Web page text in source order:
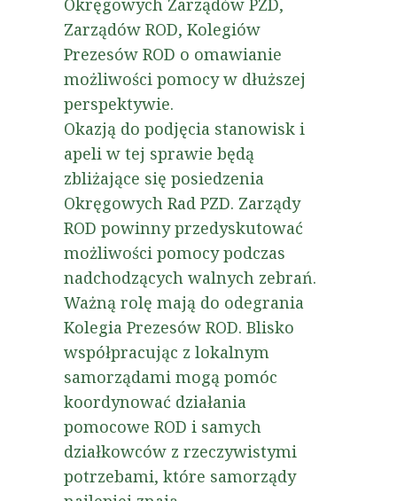
Okręgowych Zarządów PZD,
Zarządów ROD, Kolegiów
Prezesów ROD o omawianie
możliwości pomocy w dłuższej
perspektywie.
Okazją do podjęcia stanowisk i
apeli w tej sprawie będą
zbliżające się posiedzenia
Okręgowych Rad PZD. Zarządy
ROD powinny przedyskutować
możliwości pomocy podczas
nadchodzących walnych zebrań.
Ważną rolę mają do odegrania
Kolegia Prezesów ROD. Blisko
współpracując z lokalnym
samorządami mogą pomóc
koordynować działania
pomocowe ROD i samych
działkowców z rzeczywistymi
potrzebami, które samorządy